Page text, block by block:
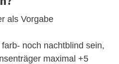
als Vorgabe
noch nachtblind sein,
maximal +5